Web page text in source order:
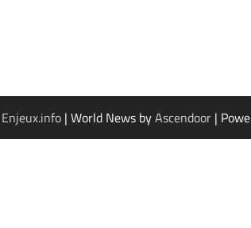
Enjeux.info| World News byAscendoor|